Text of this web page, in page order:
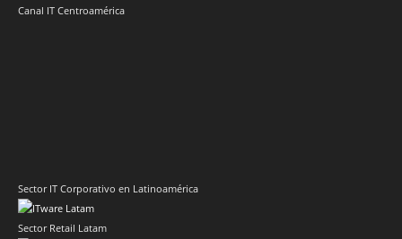
Canal IT Centroamérica
Sector IT Corporativo en Latinoamérica
Sector Retail Latam